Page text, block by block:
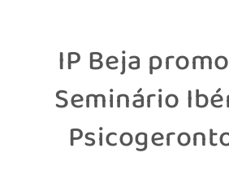
IP Beja
Seminário